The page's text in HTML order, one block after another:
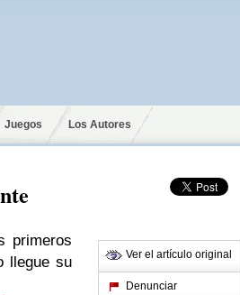
Juegos Los Autores
primeros
llegue su
Ver el artículo original
Denunciar